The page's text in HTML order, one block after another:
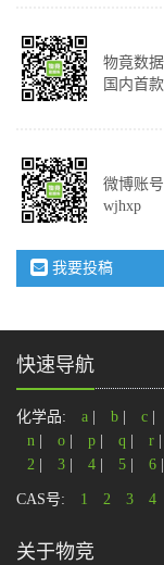
物竟数
国内首
微博账号
wjhxp
我要投稿
快速导航
化学品: a b c
n
o p q r
2
3 4 5 6
CAS号: 1 2 3 4
关于物竞